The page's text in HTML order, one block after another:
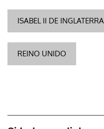
ISABEL II DE INGLATERRA
REINO UNIDO